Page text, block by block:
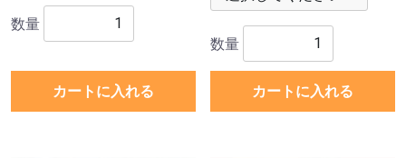
数量
カートに入れる
数量
カートに入れる